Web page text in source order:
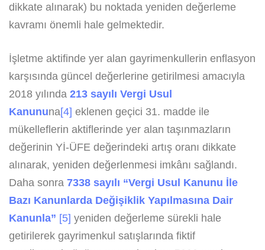
dikkate alınarak) bu noktada yeniden değerleme
kavramı önemli hale gelmektedir.
İşletme aktifinde yer alan gayrimenkullerin enflasyon
karşısında güncel değerlerine getirilmesi amacıyla
2018 yılında 213 sayılı Vergi Usul
Kanununa[4] eklenen geçici 31. madde ile
mükelleflerin aktiflerinde yer alan taşınmazların
değerinin Yİ-ÜFE değerindeki artış oranı dikkate
alınarak, yeniden değerlenmesi imkânı sağlandı.
Daha sonra 7338 sayılı “Vergi Usul Kanunu İle
Bazı Kanunlarda Değişiklik Yapılmasına Dair
Kanunla” [5] yeniden değerleme sürekli hale
getirilerek gayrimenkul satışlarında fiktif